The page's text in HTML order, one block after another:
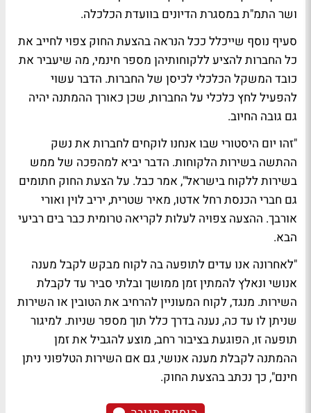
ושר התמ"ת במסגרת הדיונים בוועדת הכלכלה.
סעיף נוסף שייכלל ככל הנראה בהצעת החוק צפוי לחייב את
כל החברות להציע ללקוחותיהן מספר חינמי, מה שיעביר את
כובד המשקל הכלכלי לכיסן של החברות. הדבר עשוי
להפעיל לחץ כלכלי על החברות, שכן כאורך ההמתנה יהיה
גם גובה החיוב.
"זהו יום היסטורי שבו אנחנו לוקחים לחברות את נשק
ההתשה בשירות הלקוחות. הדבר יביא למהפכה של ממש
בשירות ללקוח בישראל", אמר כבל. על הצעת החוק חתומים
גם חברי הכנסת רחל אדטו, מאיר שטרית, יריב לוין ואורי
אורבך. ההצעה צפויה לעלות לקריאה טרומית כבר בים רביעי
הבא.
"לאחרונה אנו עדים לתופעה בה לקוח מבקש לקבל מענה
אנושי ונאלץ להמתין זמן ממושך ובלתי סביר עד לקבלת
השירות. מנגד, לקוח המעוניין להרחיב את הטובין או השירות
שניתן לו עד כה, נענה בדרך כלל תוך מספר שניות. למיגור
תופעה זו, הפוגעת בציבור רחב, מוצע להגביל את זמן
ההמתנה לקבלת מענה אנושי, גם אם השירות הטלפוני ניתן
חינם", כך נכתב בהצעת החוק.